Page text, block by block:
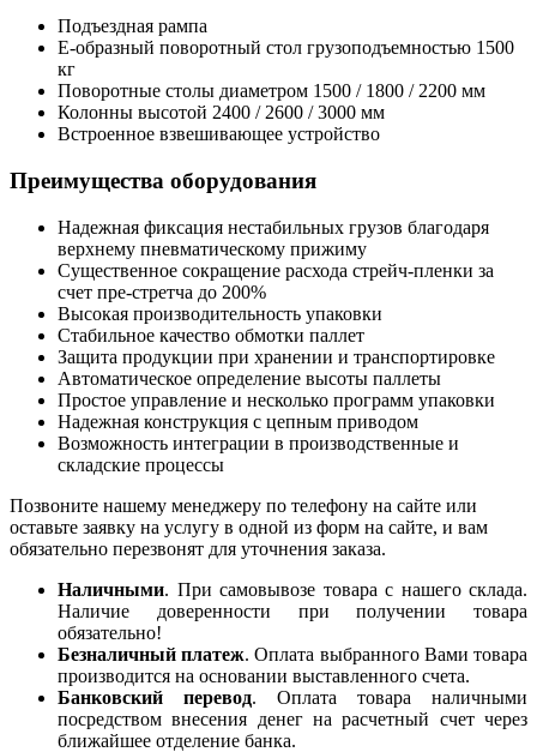
Подъездная рампа
Е-образный поворотный стол грузоподъемностью 1500
кг
Поворотные столы диаметром 1500 / 1800 / 2200 мм
Колонны высотой 2400 / 2600 / 3000 мм
Встроенное взвешивающее устройство
Преимущества оборудования
Надежная фиксация нестабильных грузов благодаря
верхнему пневматическому прижиму
Существенное сокращение расхода стрейч-пленки за
счет пре-стретча до 200%
Высокая производительность упаковки
Стабильное качество обмотки паллет
Защита продукции при хранении и транспортировке
Автоматическое определение высоты паллеты
Простое управление и несколько программ упаковки
Надежная конструкция с цепным приводом
Возможность интеграции в производственные и
складские процессы
Позвоните нашему менеджеру по телефону на сайте или
оставьте заявку на услугу в одной из форм на сайте, и вам
обязательно перезвонят для уточнения заказа.
Наличными. При самовывозе товара с нашего склада.
Наличие доверенности при получении товара
обязательно!
Безналичный платеж. Оплата выбранного Вами товара
производится на основании выставленного счета.
Банковский перевод. Оплата товара наличными
посредством внесения денег на расчетный счет через
ближайшее отделение банка.